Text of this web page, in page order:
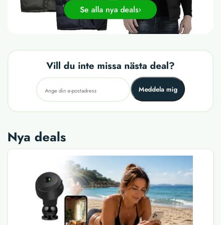
Se alla nya deals
Vill du inte missa nästa deal?
Meddela mig
Nya deals